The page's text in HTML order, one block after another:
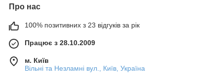
Про нас
100% позитивних з 23 відгуків за рік
Працює з 28.10.2009
м. Київ
Вільні та Незламні вул., Київ, Україна